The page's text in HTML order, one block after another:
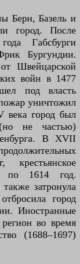
Берн, Базель и
город. После
Габсбурги
Бургундии.
Швейцарской
войн в 1477
под власть
уничтожил
века город был
не частью)
В XVII
крестьянское
по 1614 год.
затронула
город
Иностранные
во время
(1688–1697)